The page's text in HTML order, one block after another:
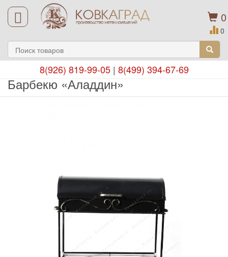
0
0
8(926) 819-99-05| 8(499) 394-67-69
Барбекю «Аладдин»